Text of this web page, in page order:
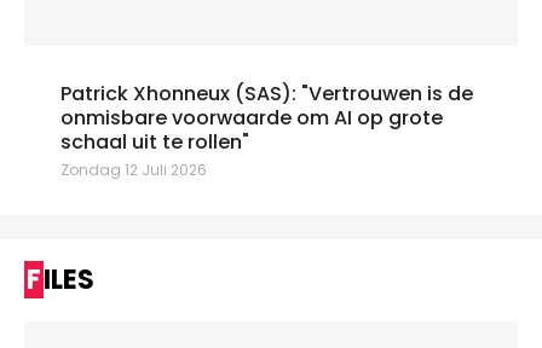
Patrick Xhonneux (SAS): "Vertrouwen is de
onmisbare voorwaarde om AI op grote
schaal uit te rollen"
Zondag 12 Juli 2026
FILES